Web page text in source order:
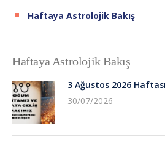
Haftaya Astrolojik Bakış
Haftaya Astrolojik Bakış
3 Ağustos 2026 Haftası
30/07/2026